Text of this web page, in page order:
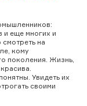
и еще многих и
на
кому
поколения. Жизнь,
Увидеть их
своими